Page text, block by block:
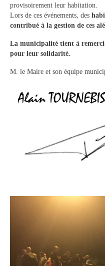
Qualité de l’eau
Téléphonie
Collecte des
Affouages
Location de salles
Vie municipale
Le Conseil
La Communauté
Les réunions du
Budget communal
provisoirement leur habitation.
Lors de ces événements, des
contribué à la gestion de ces
La municipalité tient à
pour leur solidarité.
M. le Maire et son équipe